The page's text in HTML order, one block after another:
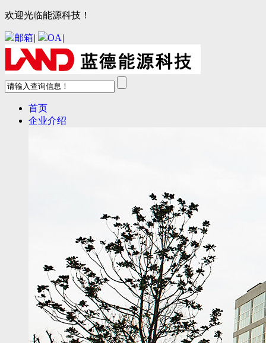
欢迎光临能源科技！
邮箱| OA |
首页
企业介绍